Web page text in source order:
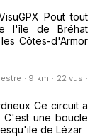
Pout tout
l'île de Bréhat
Côtes-d'Armor
· 9 km · 22 vus ·
Ce circuit a
une boucle
de Lézar